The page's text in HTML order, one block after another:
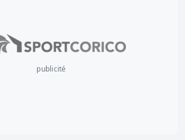
publicité